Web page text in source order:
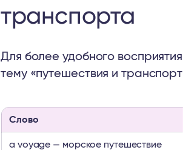
транспорта
Для более удобного
тему «путешествия и
Слово
a voyage — морское путешествие